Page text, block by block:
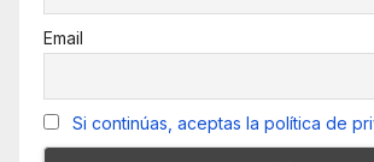
Email
Si continúas, aceptas la política de